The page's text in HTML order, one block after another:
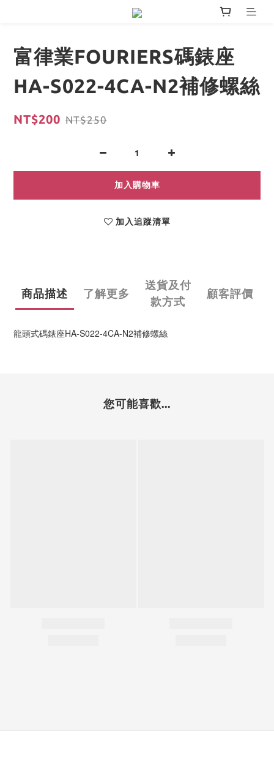
富律業FOURIERS碼錶座
HA-S022-4CA-N2補修螺絲
NT$200 NT$250
加入購物車
加入追蹤清單
商品描述 了解更多
送貨及付
款方式
顧客評價
龍頭式碼錶座HA-S022-4CA-N2補修螺絲
您可能喜歡...